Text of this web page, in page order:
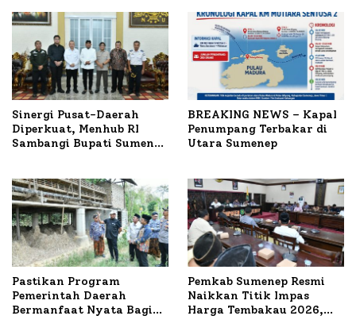
Sinergi Pusat-Daerah
Diperkuat, Menhub RI
Sambangi Bupati Sumenep
BREAKING NEWS – Kapal
Penumpang Terbakar di
Utara Sumenep
Pastikan Program
Pemerintah Daerah
Bermanfaat Nyata Bagi
Pemkab Sumenep Resmi
Naikkan Titik Impas
Harga Tembakau 2026,